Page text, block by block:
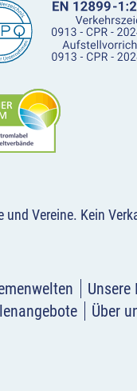
und Vereine. Kein
Unsere
Über